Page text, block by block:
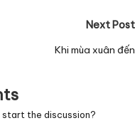
Next Post
Khi mùa xuân đến
start the discussion?